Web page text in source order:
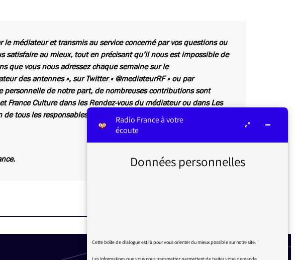
le médiateur et transmis au service concerné par vos questions ou
satisfaire au mieux, tout en précisant qu’il nous est impossible de
que vous nous adressez chaque semaine sur le
des antennes », sur Twitter « @mediateurRF » ou par
personnelle de notre part, de nombreuses contributions sont
France Culture dans lesRendez-vous du médiateurou dansLes
tous les responsables des antennes de Radio France.
Radio France à votre
écoute
Données personnelles
Cette boîte de dialogue est là pour vous orienter du mieux possible sur notre site.